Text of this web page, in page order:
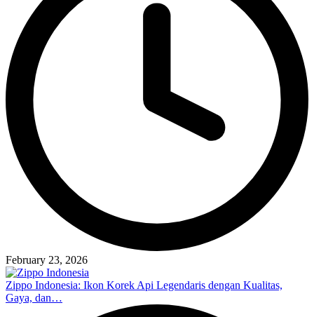
February 23, 2026
Zippo Indonesia: Ikon Korek Api Legendaris dengan Kualitas,
Gaya, dan…